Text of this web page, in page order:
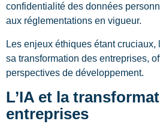
confidentialité des données
aux réglementations en vigueur.
Les enjeux éthiques étant cruciaux,
sa transformation des entreprises,
perspectives de développement.
L’IA et la
entreprises